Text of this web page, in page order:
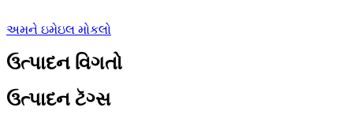
અમને ઇમેઇલ મોકલો
ઉત્પાદન વિગતો
ઉત્પાદન ટૅગ્સ